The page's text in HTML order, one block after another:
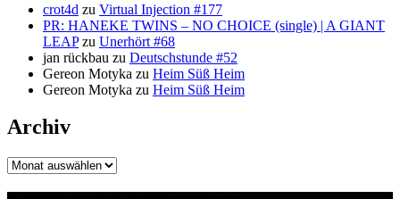
crot4d zu Virtual Injection #177
PR: HANEKE TWINS – NO CHOICE (single) | A GIANT
LEAPzu Unerhört #68
jan rückbau zu Deutschstunde #52
Gereon Motyka zu Heim Süß Heim
Gereon Motyka zu Heim Süß Heim
Archiv
Archiv